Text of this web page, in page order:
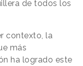
de todos los
contexto, la
más
ha logrado este